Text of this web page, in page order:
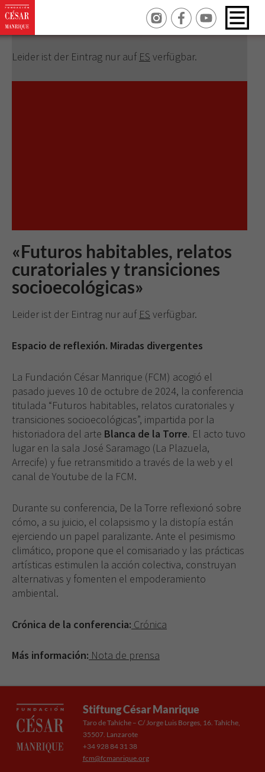
Leider ist der Eintrag nur auf ES verfügbar.
Revisar tus ajustes
«Futuros habitables, relatos
curatoriales y transiciones
socioecológicas»
Leider ist der Eintrag nur auf ES verfügbar.
Espacio de reflexión. Miradas divergentes
La Fundación César Manrique (FCM) acogió el
pasado jueves 10 de octubre de 2024, la conferencia
titulada “Futuros habitables, relatos curatoriales y
transiciones socioecológicas”, impartida por la
historiadora del arte Blanca de la Torre. El acto tuvo
lugar en la sala José Saramago (La Plazuela,
Arrecife) y fue retransmitido a través de la web y el
canal de Youtube de la FCM.
Durante su conferencia, De la Torre reflexionó sobre
cómo, a su juicio, el colapsismo y la distopía están
ejerciendo un papel paralizante. Ante el pesimismo
climático, propone que el comisariado y las prácticas
artísticas estimulen la acción colectiva, construyan
alternativas y fomenten el empoderamiento
ambiental.
Crónica de la conferencia: Crónica
Más información: Nota de prensa
Stiftung César Manrique
Taro de Tahíche – C/ Jorge Luis Borges, 16. Tahíche,
35507. Lanzarote
+34 928 84 31 38
fcm@fcmanrique.org